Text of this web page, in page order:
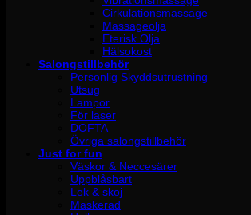
Cirkulationsmassage
Massageolja
Eterisk Olja
Hälsokost
Salongstillbehör
Personlig Skyddsutrustning
Utsug
Lampor
För laser
DOFTA
Övriga salongstillbehör
Just for fun
Väskor & Neccesärer
Uppblåsbart
Lek & skoj
Maskerad